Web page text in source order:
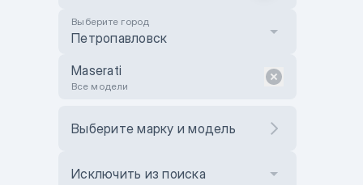
Выберите город
Петропавловск
Maserati
Все модели
Выберите марку и модель
Исключить из поиска